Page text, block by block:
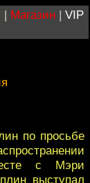
| Магазин | VIP
по просьбе
с Мэри
выступал